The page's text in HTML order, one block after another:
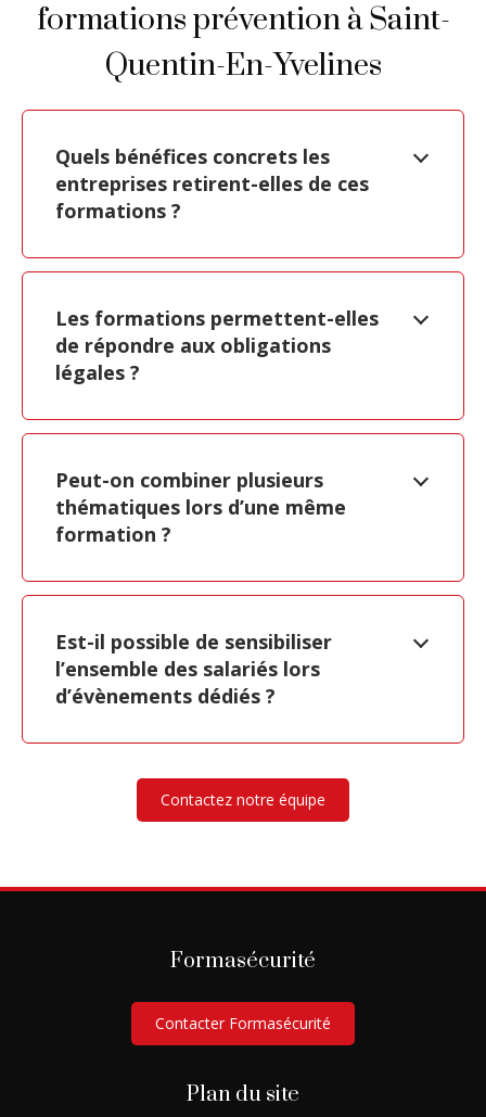
formations prévention à Saint-
Quentin-En-Yvelines
Quels bénéfices concrets les
entreprises retirent-elles de ces
formations ?
Les formations permettent-elles
de répondre aux obligations
légales ?
Peut-on combiner plusieurs
thématiques lors d’une même
formation ?
Est-il possible de sensibiliser
l’ensemble des salariés lors
d’évènements dédiés ?
Contactez notre équipe
Formasécurité
Contacter Formasécurité
Plan du site